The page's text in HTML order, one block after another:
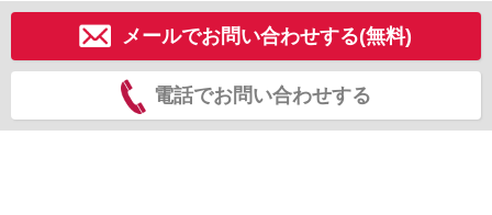
メールでお問い合わせする(無料)
電話でお問い合わせする